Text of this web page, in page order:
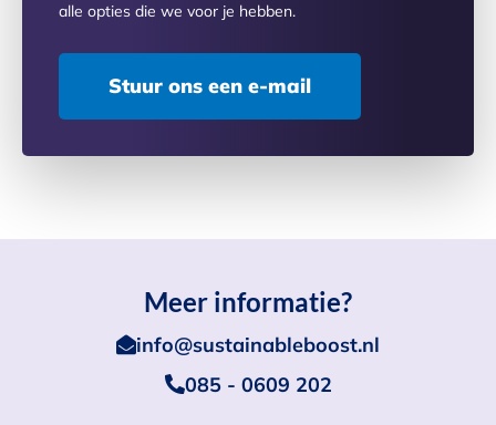
alle opties die we voor je hebben.
Stuur ons een e-mail
Meer informatie?
info@sustainableboost.nl
085 - 0609 202